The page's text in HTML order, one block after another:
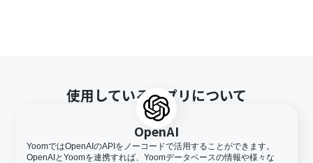
使用しているアプリについて
OpenAI
YoomではOpenAIのAPIをノーコードで活用することができます。
OpenAIとYoomを連携すれば、Yoomデータベースの情報や様々な